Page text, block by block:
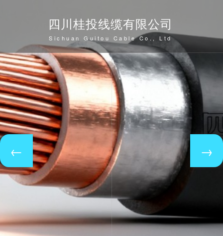
四川桂投线缆有限公司
Sichuan Guitou Cable Co., Ltd